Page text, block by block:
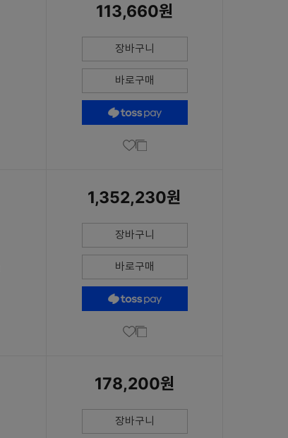
113,660원
장바구니
바로구매
1,352,230원
장바구니
바로구매
178,200원
장바구니